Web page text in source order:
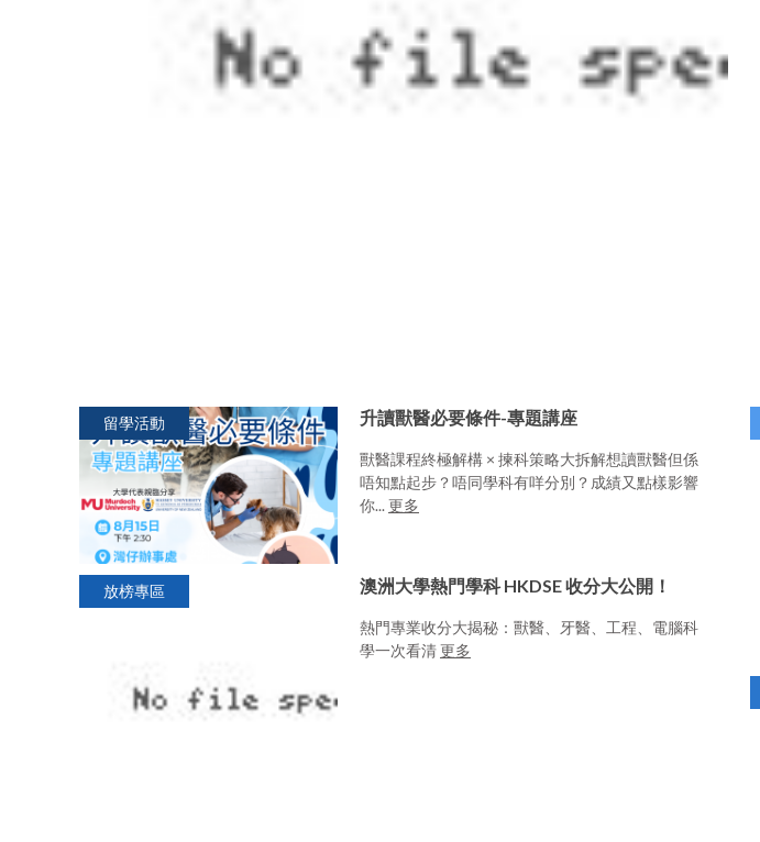
留學活動 升讀獸醫必要條件-專題講座
獸醫課程終極解構 × 揀科策略大拆解想讀獸醫但係
唔知點起步？唔同學科有咩分別？成績又點樣影響
你... 更多
放榜專區 澳洲大學熱門學科 HKDSE 收分大公開！
熱門專業收分大揭秘：獸醫、牙醫、工程、電腦科
學一次看清更多